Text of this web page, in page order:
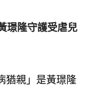
璟隆守護受虐兒
猶親」是黃璟隆